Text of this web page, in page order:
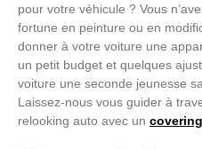
pour votre véhicule ? Vous
fortune en peinture ou en
donner à votre voiture une
un petit budget et quelques
voiture une seconde jeunesse
Laissez-nous vous guider à
relooking auto avec un covering